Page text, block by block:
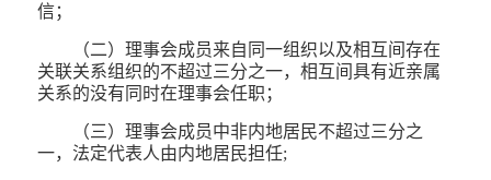
信；
（二）理事会成员来自同一组织以及相互间存在
关联关系组织的不超过三分之一，相互间具有近亲属
关系的没有同时在理事会任职；
（三）理事会成员中非内地居民不超过三分之
一，法定代表人由内地居民担任;